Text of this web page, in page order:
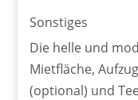
Sonstiges
Die helle und
Mietfläche,
(optional) und